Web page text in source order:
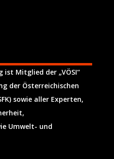
ist Mitglied der „VÖSI“
der Österreichischen
sowie aller Experten,
Umwelt- und